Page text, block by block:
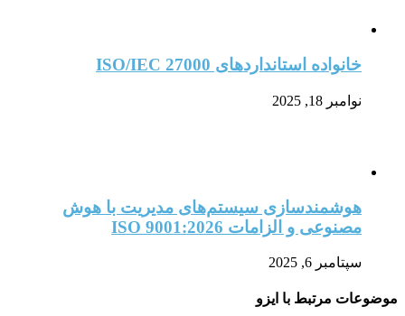
خانواده استانداردهای ISO/IEC 27000
نوامبر 18, 2025
هوشمندسازی سیستم‌های مدیریت با هوش
مصنوعی و الزامات ISO 9001:2026
سپتامبر 6, 2025
موضوعات مرتبط با ایزو